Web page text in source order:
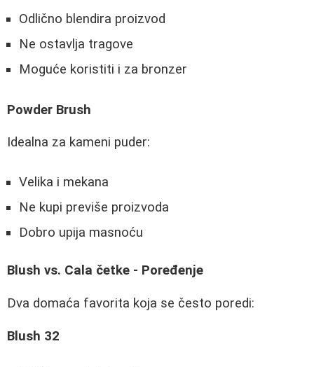
Odlično blendira proizvod
Ne ostavlja tragove
Moguće koristiti i za bronzer
Powder Brush
Idealna za kameni puder:
Velika i mekana
Ne kupi previše proizvoda
Dobro upija masnoću
Blush vs. Cala četke - Poređenje
Dva domaća favorita koja se često poredi:
Blush 32